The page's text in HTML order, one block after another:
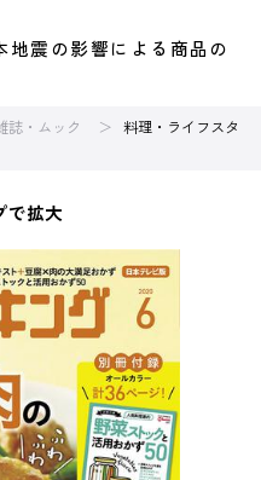
震の影響による商品の
誌・ムック
料理・ライフスタ
で拡大